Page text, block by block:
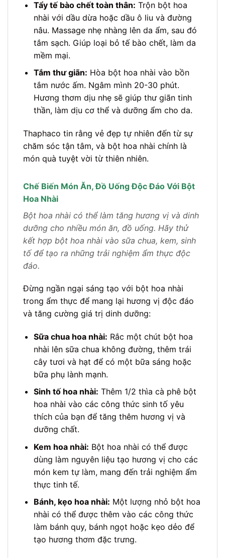
Tẩy tế bào chết toàn thân: Trộn bột hoa
nhài với dầu dừa hoặc dầu ô liu và đường
nâu. Massage nhẹ nhàng lên da ẩm, sau đó
tắm sạch. Giúp loại bỏ tế bào chết, làm da
mềm mại.
Tắm thư giãn: Hòa bột hoa nhài vào bồn
tắm nước ấm. Ngâm mình 20-30 phút.
Hương thơm dịu nhẹ sẽ giúp thư giãn tinh
thần, làm dịu cơ thể và dưỡng ẩm cho da.
Thaphaco tin rằng vẻ đẹp tự nhiên đến từ sự
chăm sóc tận tâm, và bột hoa nhài chính là
món quà tuyệt vời từ thiên nhiên.
Chế Biến Món Ăn, Đồ Uống Độc Đáo Với Bột
Hoa Nhài
Bột hoa nhài có thể làm tăng hương vị và dinh
dưỡng cho nhiều món ăn, đồ uống. Hãy thử
kết hợp bột hoa nhài vào sữa chua, kem, sinh
tố để tạo ra những trải nghiệm ẩm thực độc
đáo.
Đừng ngần ngại sáng tạo với bột hoa nhài
trong ẩm thực để mang lại hương vị độc đáo
và tăng cường giá trị dinh dưỡng:
Sữa chua hoa nhài: Rắc một chút bột hoa
nhài lên sữa chua không đường, thêm trái
cây tươi và hạt để có một bữa sáng hoặc
bữa phụ lành mạnh.
Sinh tố hoa nhài: Thêm 1/2 thìa cà phê bột
hoa nhài vào các công thức sinh tố yêu
thích của bạn để tăng thêm hương vị và
dưỡng chất.
Kem hoa nhài: Bột hoa nhài có thể được
dùng làm nguyên liệu tạo hương vị cho các
món kem tự làm, mang đến trải nghiệm ẩm
thực tinh tế.
Bánh, kẹo hoa nhài: Một lượng nhỏ bột hoa
nhài có thể được thêm vào các công thức
làm bánh quy, bánh ngọt hoặc kẹo dẻo để
tạo hương thơm đặc trưng.